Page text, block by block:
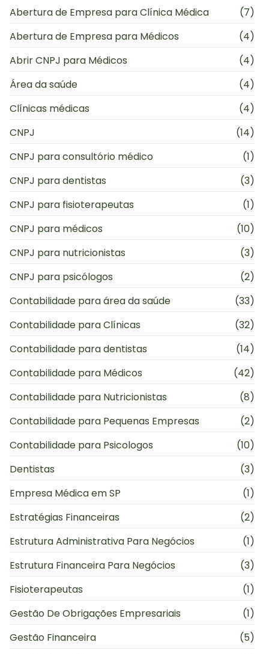
Abertura de Empresa para Clínica Médica
(7)
Abertura de Empresa para Médicos
(4)
Abrir CNPJ para Médicos
(4)
Área da saúde
(4)
Clínicas médicas
(4)
CNPJ
(14)
CNPJ para consultório médico
(1)
CNPJ para dentistas
(3)
CNPJ para fisioterapeutas
(1)
CNPJ para médicos
(10)
CNPJ para nutricionistas
(3)
CNPJ para psicólogos
(2)
Contabilidade para área da saúde
(33)
Contabilidade para Clínicas
(32)
Contabilidade para dentistas
(14)
Contabilidade para Médicos
(42)
Contabilidade para Nutricionistas
(8)
Contabilidade para Pequenas Empresas
(2)
Contabilidade para Psicologos
(10)
Dentistas
(3)
Empresa Médica em SP
(1)
Estratégias Financeiras
(2)
Estrutura Administrativa Para Negócios
(1)
Estrutura Financeira Para Negócios
(3)
Fisioterapeutas
(1)
Gestão De Obrigações Empresariais
(1)
Gestão Financeira
(5)